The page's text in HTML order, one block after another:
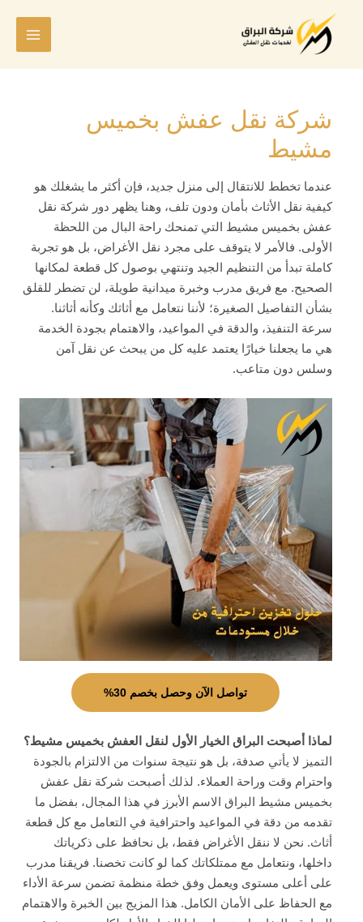
المحتوى
شركة نقل عفش بخميس
مشيط
عندما تخطط للانتقال إلى منزل جديد، فإن أكثر ما يشغلك هو
كيفية نقل الأثاث بأمان ودون تلف، وهنا يظهر دور شركة نقل
عفش بخميس مشيط التي تمنحك راحة البال من اللحظة
الأولى. فالأمر لا يتوقف على مجرد نقل الأغراض، بل هو تجربة
كاملة تبدأ من التنظيم الجيد وتنتهي بوصول كل قطعة لمكانها
الصحيح. مع فريق مدرب وخبرة ميدانية طويلة، لن تضطر للقلق
بشأن التفاصيل الصغيرة؛ لأننا نتعامل مع أثاثك وكأنه أثاثنا.
سرعة التنفيذ، والدقة في المواعيد، والاهتمام بجودة الخدمة
هي ما يجعلنا خيارًا يعتمد عليه كل من يبحث عن نقل آمن
وسلس دون متاعب.
تواصل الآن وحصل بخصم 30%
لماذا أصبحت البراق الخيار الأول لنقل العفش بخميس مشيط؟
التميز لا يأتي صدفة، بل هو نتيجة سنوات من الالتزام بالجودة
واحترام وقت وراحة العملاء. لذلك أصبحت شركة نقل عفش
بخميس مشيط البراق الاسم الأبرز في هذا المجال، بفضل ما
تقدمه من دقة في المواعيد واحترافية في التعامل مع كل قطعة
أثاث. نحن لا ننقل الأغراض فقط، بل نحافظ على ذكرياتك
داخلها، ونتعامل مع ممتلكاتك كما لو كانت تخصنا. فريقنا مدرب
على أعلى مستوى ويعمل وفق خطة منظمة تضمن سرعة الأداء
مع الحفاظ على الأمان الكامل. هذا المزيج بين الخبرة والاهتمام